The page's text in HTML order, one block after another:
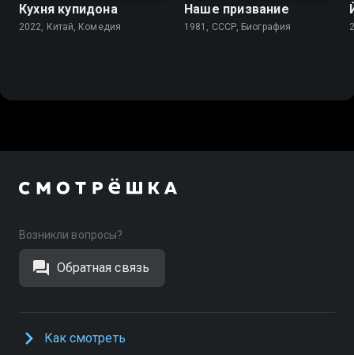
Кухня купидона
2022, Китай, Комедия
Наше призвание
1981, СССР, Биография
Возникли вопросы?
Обратная связь
Как смотреть